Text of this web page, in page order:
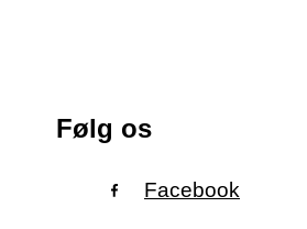
Følg os
Facebook